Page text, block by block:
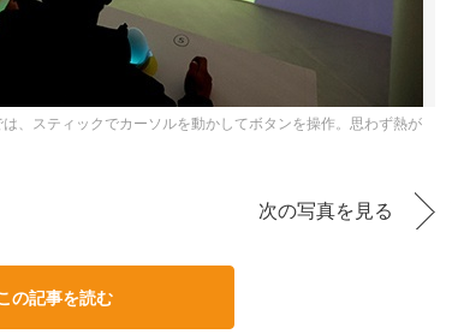
、スティックでカーソルを動かしてボタンを操作。思わず熱が
次の写真を見る
の記事を読む